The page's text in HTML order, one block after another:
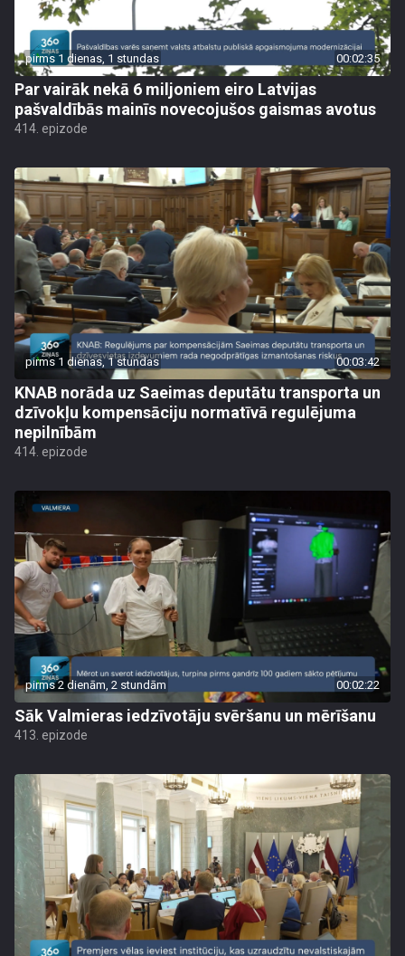
pirms 1 dienas, 1 stundas 00:02:35
Par vairāk nekā 6 miljoniem eiro Latvijas
pašvaldībās mainīs novecojušos gaismas avotus
414. epizode
pirms 1 dienas, 1 stundas 00:03:42
KNAB norāda uz Saeimas deputātu transporta un
dzīvokļu kompensāciju normatīvā regulējuma
nepilnībām
414. epizode
pirms 2 dienām, 2 stundām 00:02:22
Sāk Valmieras iedzīvotāju svēršanu un mērīšanu
413. epizode